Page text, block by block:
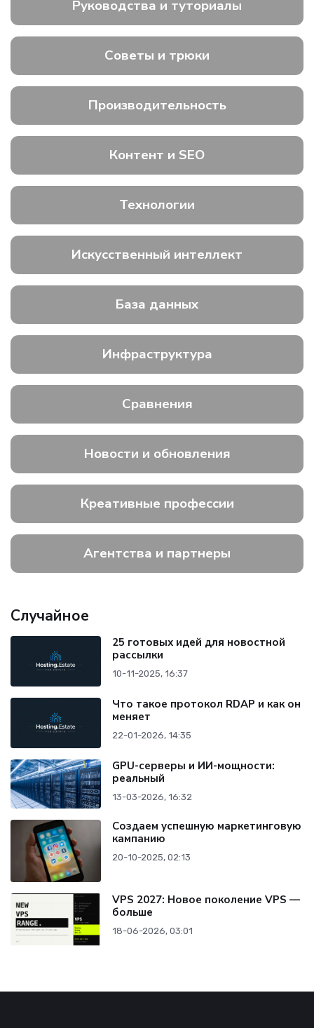
Руководства и туториалы
Советы и трюки
Производительность
Контент и SEO
Технологии
Искусственный интеллект
База данных
Инфраструктура
Сравнения
Новости и обновления
Креативные профессии
Агентства и партнеры
Случайное
25 готовых идей для новостной
рассылки
10-11-2025, 16:37
Что такое протокол RDAP и как он
меняет
22-01-2026, 14:35
GPU-серверы и ИИ-мощности:
реальный
13-03-2026, 16:32
Создаем успешную маркетинговую
кампанию
20-10-2025, 02:13
VPS 2027: Новое поколение VPS —
больше
18-06-2026, 03:01